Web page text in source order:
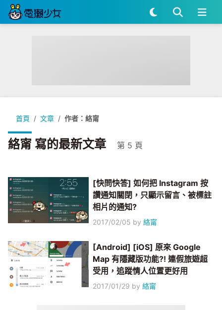
首頁 文章 作者：絡甯
絡甯 寫的最新文章 第 5 頁
[快問快答] 如何把 Instagram 按
讚通知關閉，只顯示留言、被標註
相片的通知?
2017/02/05 by絡甯
[Android] [iOS] 原來 Google
Map 有隱藏版功能?! 連假旅遊超
受用，追蹤情人位置更好用
2017/01/29 by絡甯